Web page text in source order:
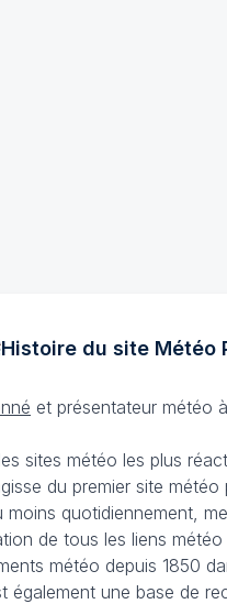
Histoire du site Météo
et présentateur météo
sites météo les plus
du premier site
moins quotidiennement,
de tous les liens
météo depuis 1850
une base de